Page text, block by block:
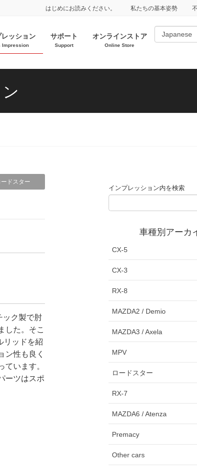
はじめにお読みください。 私たちの基本姿勢
レッション
Impression
サポート
Support
オンラインストア
Online Store
ードスター
ック製で肘
した。そこ
リッドを紹
ン性も良く
います。
ーツはスポ
インプレッション内を検索
車種別アーカ
CX-5
CX-3
RX-8
MAZDA2 / Demio
MAZDA3 / Axela
MPV
ロードスター
RX-7
MAZDA6 / Atenza
Premacy
Other cars